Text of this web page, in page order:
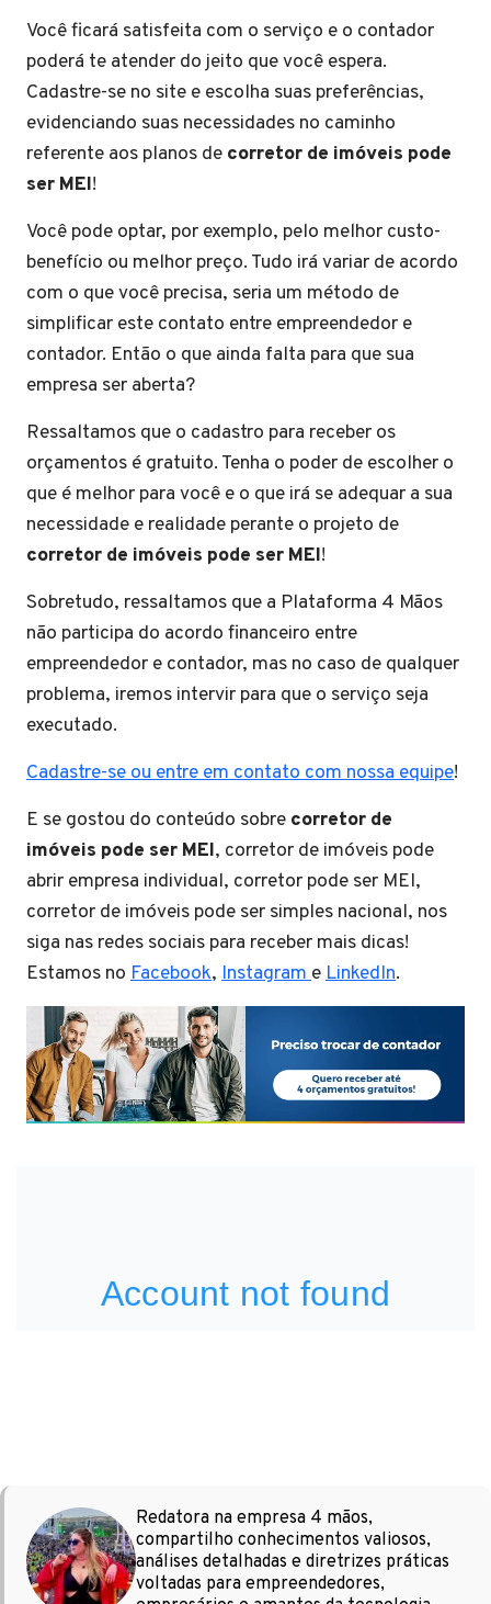
Você ficará satisfeita com o serviço e o contador
poderá te atender do jeito que você espera.
Cadastre-se no site e escolha suas preferências,
evidenciando suas necessidades no caminho
referente aos planos de corretor de imóveis pode
ser MEI!
Você pode optar, por exemplo, pelo melhor custo-
benefício ou melhor preço. Tudo irá variar de acordo
com o que você precisa, seria um método de
simplificar este contato entre empreendedor e
contador. Então o que ainda falta para que sua
empresa ser aberta?
Ressaltamos que o cadastro para receber os
orçamentos é gratuito. Tenha o poder de escolher o
que é melhor para você e o que irá se adequar a sua
necessidade e realidade perante o projeto de
corretor de imóveis pode ser MEI!
Sobretudo, ressaltamos que a Plataforma 4 Mãos
não participa do acordo financeiro entre
empreendedor e contador, mas no caso de qualquer
problema, iremos intervir para que o serviço seja
executado.
Cadastre-se ou entre em contato com nossa equipe!
E se gostou do conteúdo sobre corretor de
imóveis pode ser MEI, corretor de imóveis pode
abrir empresa individual, corretor pode ser MEI,
corretor de imóveis pode ser simples nacional, nos
siga nas redes sociais para receber mais dicas!
Estamos no Facebook, Instagram e LinkedIn.
Redatora na empresa 4 mãos,
compartilho conhecimentos valiosos,
análises detalhadas e diretrizes práticas
voltadas para empreendedores,